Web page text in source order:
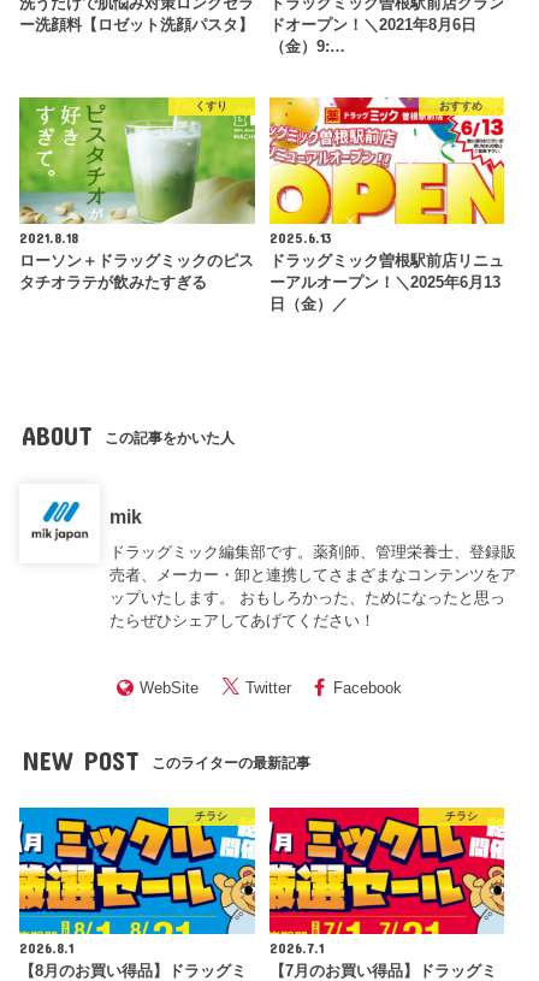
ー洗顔料【ロゼット洗顔パスタ】
ドオープン！＼2021年8月6日
（金）9:…
くすり
2021.8.18
ローソン＋ドラッグミックのピス
タチオラテが飲みたすぎる
おすすめ
2025.6.13
ドラッグミック曽根駅前店リニュ
ーアルオープン！＼2025年6月13
日（金）／
ABOUT この記事をかいた人
mik
ドラッグミック編集部です。薬剤師、管理栄養士、登録販
売者、メーカー・卸と連携してさまざまなコンテンツをア
ップいたします。 おもしろかった、ためになったと思っ
たらぜひシェアしてあげてください！
WebSite Twitter Facebook
NEW POST このライターの最新記事
チラシ
2026.8.1
【8月のお買い得品】ドラッグミ
チラシ
2026.7.1
【7月のお買い得品】ドラッグミ